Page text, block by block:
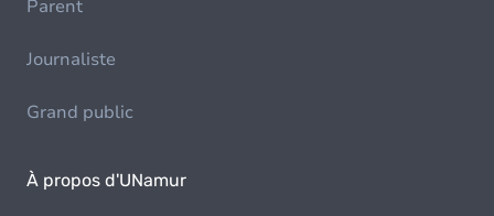
Parent
Journaliste
Grand public
À propos d'UNamur